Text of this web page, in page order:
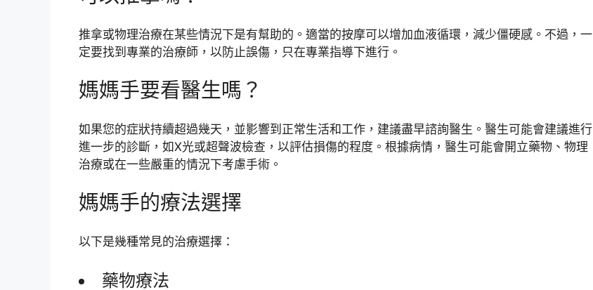
推拿或物理治療在某些情況下是有幫助的。適當的按摩可以增加血液循環，減少僵硬感。不過，一
定要找到專業的治療師，以防止誤傷，只在專業指導下進行。
媽媽手要看醫生嗎？
如果您的症狀持續超過幾天，並影響到正常生活和工作，建議盡早諮詢醫生。醫生可能會建議進行
進一步的診斷，如X光或超聲波檢查，以評估損傷的程度。根據病情，醫生可能會開立藥物、物理
治療或在一些嚴重的情況下考慮手術。
媽媽手的療法選擇
以下是幾種常見的治療選擇：
藥物療法